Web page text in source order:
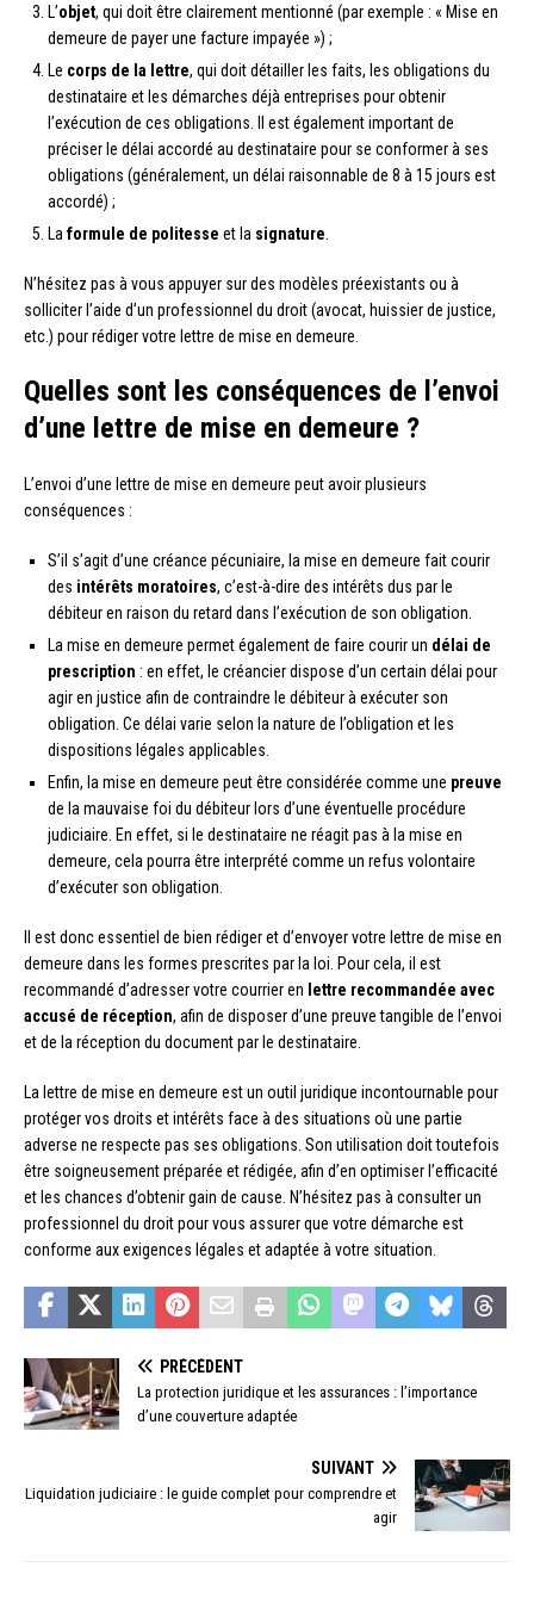
L’objet, qui doit être clairement mentionné (par exemple : « Mise en
demeure de payer une facture impayée ») ;
Le corps de la lettre, qui doit détailler les faits, les obligations du
destinataire et les démarches déjà entreprises pour obtenir
l’exécution de ces obligations. Il est également important de
préciser le délai accordé au destinataire pour se conformer à ses
obligations (généralement, un délai raisonnable de 8 à 15 jours est
accordé) ;
La formule de politesse et la signature
N’hésitez pas à vous appuyer sur des modèles préexistants ou à
solliciter l’aide d’un professionnel du droit (avocat, huissier de justice,
etc.) pour rédiger votre lettre de mise en demeure.
Quelles sont les conséquences de l’envoi
d’une lettre de mise en demeure ?
L’envoi d’une lettre de mise en demeure peut avoir plusieurs
conséquences :
S’il s’agit d’une créance pécuniaire, la mise en demeure fait courir
des intérêts moratoires, c’est-à-dire des intérêts dus par le
débiteur en raison du retard dans l’exécution de son obligation.
La mise en demeure permet également de faire courir un délai de
prescription : en effet, le créancier dispose d’un certain délai pour
agir en justice afin de contraindre le débiteur à exécuter son
obligation. Ce délai varie selon la nature de l’obligation et les
dispositions légales applicables.
Enfin, la mise en demeure peut être considérée comme une preuve
de la mauvaise foi du débiteur lors d’une éventuelle procédure
judiciaire. En effet, si le destinataire ne réagit pas à la mise en
demeure, cela pourra être interprété comme un refus volontaire
d’exécuter son obligation.
Il est donc essentiel de bien rédiger et d’envoyer votre lettre de mise en
demeure dans les formes prescrites par la loi. Pour cela, il est
recommandé d’adresser votre courrier en lettre recommandée avec
accusé de réception, afin de disposer d’une preuve tangible de l’envoi
et de la réception du document par le destinataire.
La lettre de mise en demeure est un outil juridique incontournable pour
protéger vos droits et intérêts face à des situations où une partie
adverse ne respecte pas ses obligations. Son utilisation doit toutefois
être soigneusement préparée et rédigée, afin d’en optimiser l’efficacité
et les chances d’obtenir gain de cause. N’hésitez pas à consulter un
professionnel du droit pour vous assurer que votre démarche est
conforme aux exigences légales et adaptée à votre situation.
PRÉCÉDENT
La protection juridique et les assurances : l’importance
d’une couverture adaptée
SUIVANT
Liquidation judiciaire : le guide complet pour comprendre et
agir